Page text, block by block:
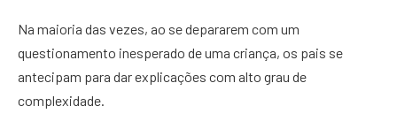
Na maioria das vezes, ao se depararem com um
questionamento inesperado de uma criança, os pais se
antecipam para dar explicações com alto grau de
complexidade.